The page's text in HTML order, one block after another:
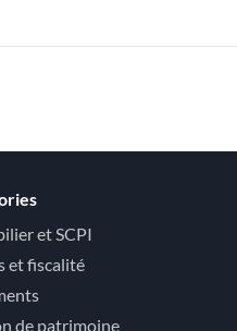
et SCPI
et fiscalité
de patrimoine